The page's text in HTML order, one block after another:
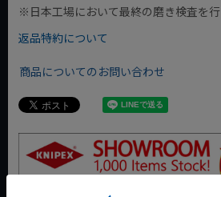
※日本工場において最終の磨き検査を行
返品特約について
商品についてのお問い合わせ